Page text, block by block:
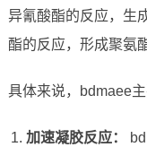
异氰酸酯的反应，生
酯的反应，形成聚氨
具体来说，bdmaee
加速凝胶反应：